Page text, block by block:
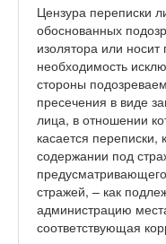
Цензура переписки
обоснованных
изолятора или
необходимость
стороны
пресечения в виде
лица, в отношении
касается
содержании под
стражей, – как
администрацию
соответствующая